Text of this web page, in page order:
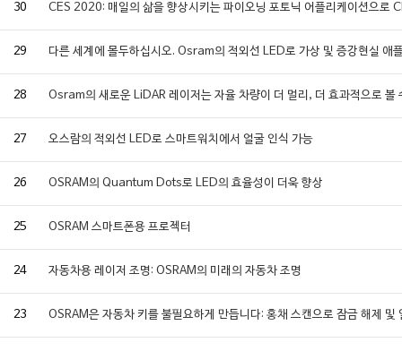
30 CES 2020: 매일의 삶을 향상시키는 파이오닝 포토닉 어플리케이션으로
29 다른 세계에 몰두하십시오. Osram의 적외선 LED로 가상 및 증강현실 애
28 Osram의 새로운 LiDAR 레이저는 자율 차량이 더 멀리, 더 효과적으로 볼
27 오스람의 적외선 LED로 스마트워치에서 얼굴 인식 가능
26 OSRAM의 Quantum Dots로 LED의 효율성이 더욱 향상
25 OSRAM 스마트폰용 프로젝터
24 자동차용 레이저 조명: OSRAM의 미래의 자동차 조명
23 OSRAM은 자동차 키를 불필요하게 만듭니다: 홍채 스캔으로 잠금 해제 및